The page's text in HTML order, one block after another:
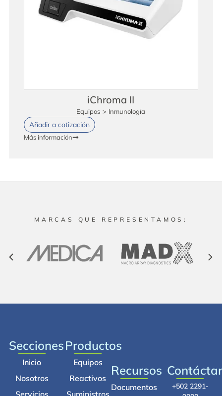
iChroma II
Equipos > Inmunología
Añadir a cotización
Más información
MARCAS QUE REPRESENTAMOS:
Secciones
Inicio
Nosotros
Productos
Equipos
Reactivos
Recursos
Documentos
+502 2291-